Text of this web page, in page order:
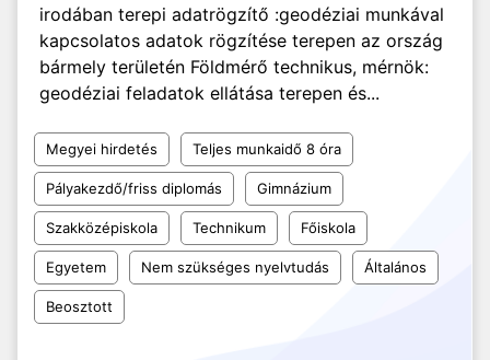
irodában terepi adatrögzítő :geodéziai munkával
kapcsolatos adatok rögzítése terepen az ország
bármely területén Földmérő technikus, mérnök:
geodéziai feladatok ellátása terepen és...
Megyei hirdetés Teljes munkaidő 8 óra
Pályakezdő/friss diplomás Gimnázium
Szakközépiskola Technikum Főiskola
Egyetem Nem szükséges nyelvtudás Általános
Beosztott